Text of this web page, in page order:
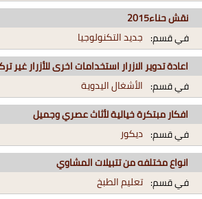
نقش حناء2015
في قسم: جديد التكنولوجيا
اعادة تدوير الازرار استخدامات اخرى للأزرار غير
في قسم: الأشغال اليدوية
افكار مبتكرة خيالية لأثاث عصري وجميل
في قسم: ديكور
انواع مختلفه من تتبيلات المشاوي
في قسم: تعليم الطبخ